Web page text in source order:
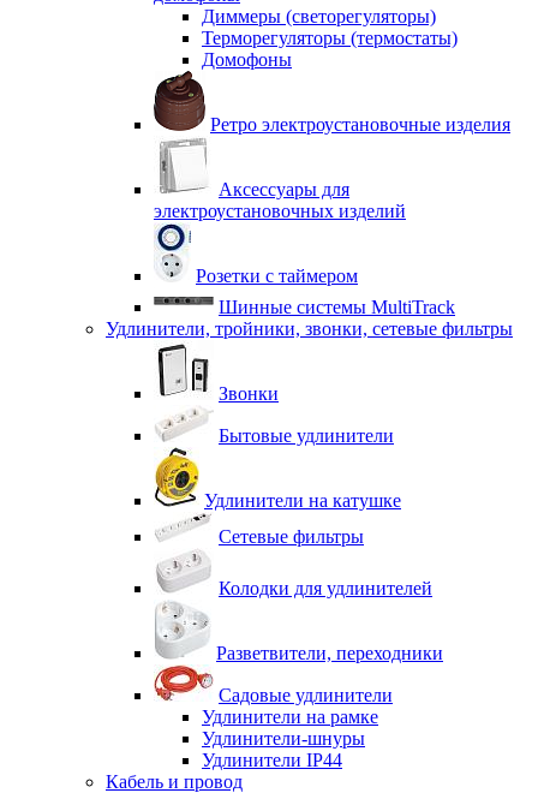
Диммеры (светорегуляторы)
Терморегуляторы (термостаты)
Домофоны
Ретро электроустановочные изделия
Аксессуары для
электроустановочных изделий
Розетки с таймером
Шинные системы MultiTrack
Удлинители, тройники, звонки, сетевые фильтры
Звонки
Бытовые удлинители
Удлинители на катушке
Сетевые фильтры
Колодки для удлинителей
Разветвители, переходники
Садовые удлинители
Удлинители на рамке
Удлинители-шнуры
Удлинители IP44
Кабель и провод